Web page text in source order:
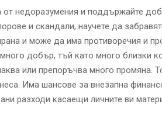
от недоразумения и поддържайте
и скандали, научете да
и може да има противоречия и
добър, тъй като много близки
или препоръчва много промяна.
Има шансове за внезапна
разходи касаещи личните ви